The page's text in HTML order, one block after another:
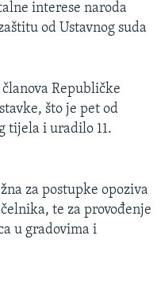
interese naroda
od Ustavnog suda
Republičke
što je pet od
tijela i uradilo 11.
za postupke opoziva
te za provođenje
u gradovima i